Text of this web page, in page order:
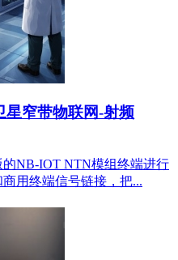
窄带物联网-射频
NB-IOT NTN模组终端进行
用终端信号链接，把...